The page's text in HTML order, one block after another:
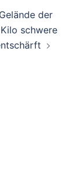
der
schwere